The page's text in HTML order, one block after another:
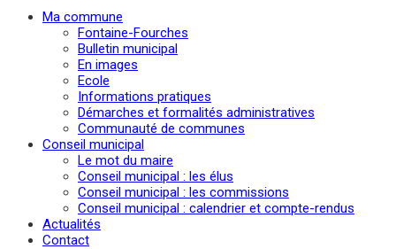
Ma commune
Fontaine-Fourches
Bulletin municipal
En images
Ecole
Informations pratiques
Démarches et formalités administratives
Communauté de communes
Conseil municipal
Le mot du maire
Conseil municipal : les élus
Conseil municipal : les commissions
Conseil municipal : calendrier et compte-rendus
Actualités
Contact